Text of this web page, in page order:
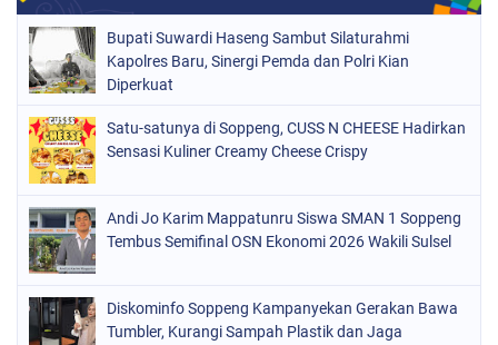
NASIONAL (748)
ORGANISASI
PERISTIWA
POLITIK (157)
POLRI
SOPPENG (1148)
SULSEL
Bupati Suwardi Haseng Sambut Silaturahmi
Kapolres Baru, Sinergi Pemda dan Polri Kian
Diperkuat
Satu-satunya di Soppeng, CUSS N CHEESE Hadirkan
Sensasi Kuliner Creamy Cheese Crispy
Andi Jo Karim Mappatunru Siswa SMAN 1 Soppeng
Tembus Semifinal OSN Ekonomi 2026 Wakili Sulsel
Diskominfo Soppeng Kampanyekan Gerakan Bawa
Tumbler, Kurangi Sampah Plastik dan Jaga